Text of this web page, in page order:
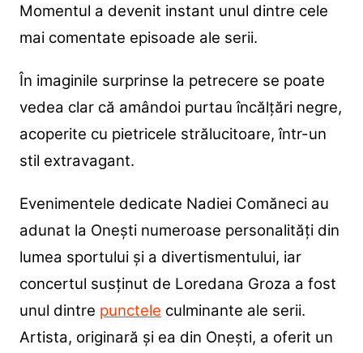
Momentul a devenit instant unul dintre cele
mai comentate episoade ale serii.
În imaginile surprinse la petrecere se poate
vedea clar că amândoi purtau încălțări negre,
acoperite cu pietricele strălucitoare, într-un
stil extravagant.
Evenimentele dedicate Nadiei Comăneci au
adunat la Onești numeroase personalități din
lumea sportului și a divertismentului, iar
concertul susținut de Loredana Groza a fost
unul dintre punctele culminante ale serii.
Artista, originară și ea din Onești, a oferit un